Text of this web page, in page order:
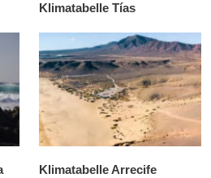
Klimatabelle Tías
Klimatabelle Arrecife